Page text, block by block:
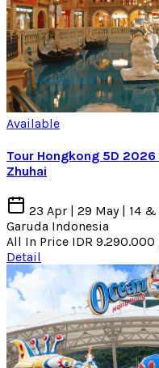
Available
Tour Hongkong 5D 2026
Zhuhai
23 Apr | 29 May | 14
Garuda Indonesia
All In Price IDR 9.290.000
Detail